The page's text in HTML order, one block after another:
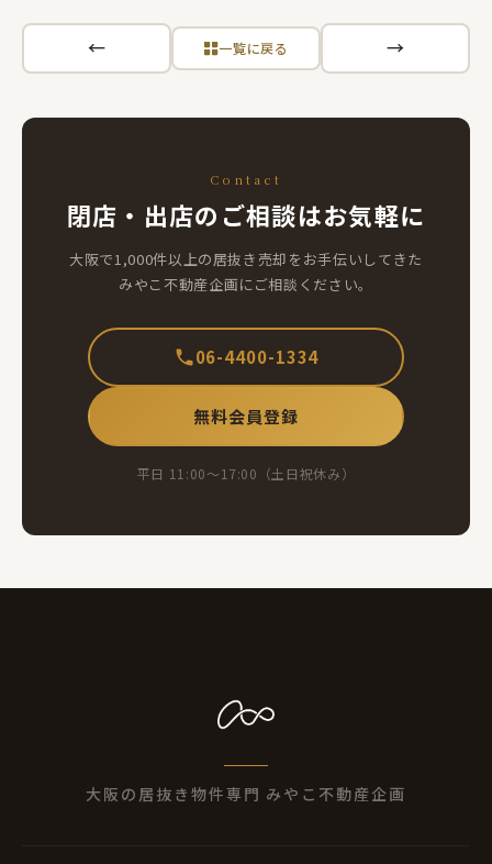
← 一覧に戻る →
Contact
閉店・出店のご相談はお気軽に
大阪で1,000件以上の居抜き売却をお手伝いしてきた
みやこ不動産企画にご相談ください。
06-4400-1334
無料会員登録
平日 11:00〜17:00（土日祝休み）
大阪の居抜き物件専門 みやこ不動産企画